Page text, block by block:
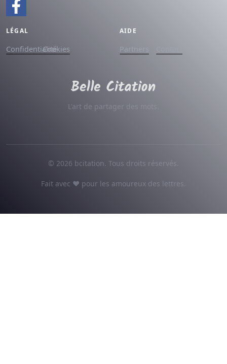
LÉGAL
ConfidentialitéCookies
AIDE
Partners
L'art de partager des mots.
© 2026 bcitation. Tous droits réservés.
Fait avec ♥ pour les amoureux des lettres.